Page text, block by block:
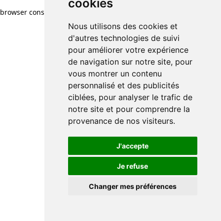
cookies
Nous utilisons des cookies et
d'autres technologies de suivi
pour améliorer votre expérience
de navigation sur notre site, pour
vous montrer un contenu
personnalisé et des publicités
ciblées, pour analyser le trafic de
notre site et pour comprendre la
provenance de nos visiteurs.
J'accepte
Je refuse
Changer mes préférences
browser console for more information)